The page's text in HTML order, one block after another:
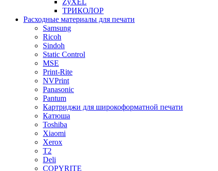
ZyXEL
ТРИКОЛОР
Расходные материалы для печати
Samsung
Ricoh
Sindoh
Static Control
MSE
Print-Rite
NVPrint
Panasonic
Pantum
Картриджи для широкоформатной печати
Катюша
Toshiba
Xiaomi
Xerox
T2
Deli
COPYRITE